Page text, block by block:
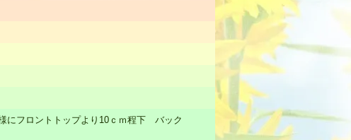
にフロントトップより10ｃｍ程下 バック